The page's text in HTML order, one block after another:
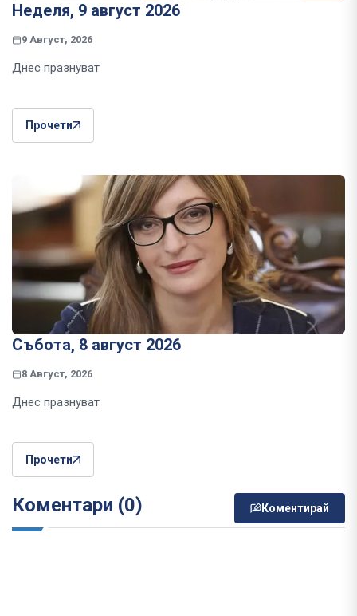
Неделя, 9 август 2026
9 Август, 2026
Днес празнуват
Прочети
Събота, 8 август 2026
8 Август, 2026
Днес празнуват
Прочети
Коментари (0) Коментирай